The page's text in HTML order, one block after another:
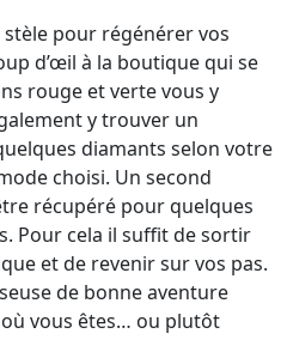
pour régénérer vos
d’œil à la boutique qui se
rouge et verte vous y
y trouver un
diamants selon votre
choisi. Un second
récupéré pour quelques
Pour cela il suffit de sortir
et de revenir sur vos pas.
de bonne aventure
vous êtes… ou plutôt